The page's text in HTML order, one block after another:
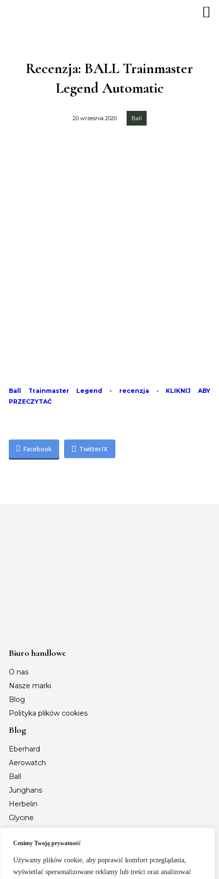
Cenimy Twoją prywatność
Używamy plików cookie, aby poprawić komfort przeglądania,
wyświetlać spersonalizowane reklamy lub treści oraz analizować
Recenzja: BALL Trainmaster
Legend Automatic
20 września 2020 Ball
Ball Trainmaster Legend - recenzja - KLIKNIJ ABY
PRZECZYTAĆ
Facebook Twitter/X
Biuro handlowe
O nas
Nasze marki
Blog
Polityka plików cookies
Blog
Eberhard
Aerowatch
Ball
Junghans
Herbelin
Glycine
Tsar Bomba
Fiyta
Santa Barbara Polo & Racquet Club